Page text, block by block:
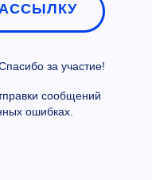
за участие!
сообщений
ошибках.